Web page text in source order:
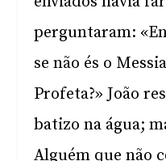
perguntaram:
se não és o
Profeta?» João
batizo na água;
Alguém que não